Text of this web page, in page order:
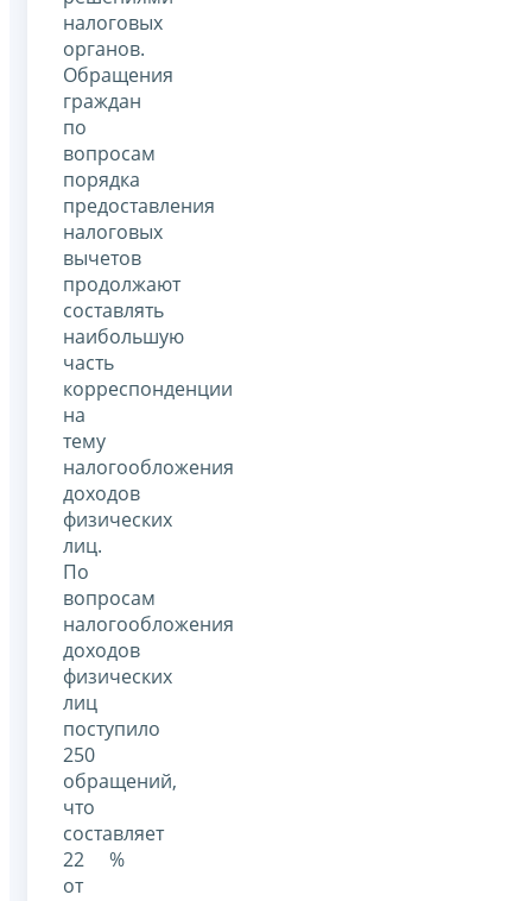
налоговых
органов.
Обращения
граждан
по
вопросам
порядка
предоставления
налоговых
вычетов
продолжают
составлять
наибольшую
часть
корреспонденции
на
тему
налогообложения
доходов
физических
лиц.
По
вопросам
налогообложения
доходов
физических
лиц
поступило
250
обращений,
что
составляет
22 %
от